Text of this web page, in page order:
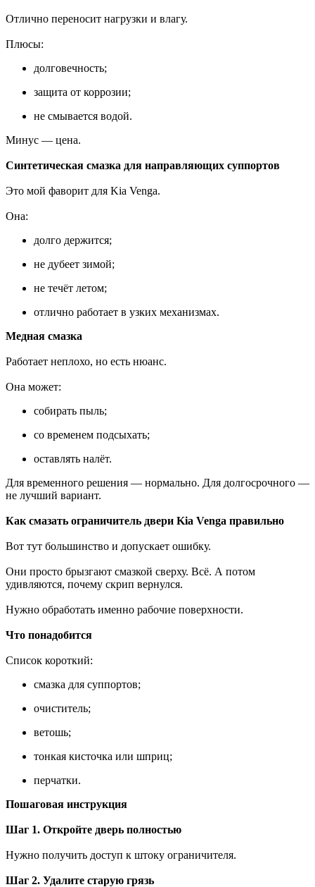
Отлично переносит нагрузки и влагу.
Плюсы:
долговечность;
защита от коррозии;
не смывается водой.
Минус — цена.
Синтетическая смазка для направляющих суппортов
Это мой фаворит для Kia Venga.
Она:
долго держится;
не дубеет зимой;
не течёт летом;
отлично работает в узких механизмах.
Медная смазка
Работает неплохо, но есть нюанс.
Она может:
собирать пыль;
со временем подсыхать;
оставлять налёт.
Для временного решения — нормально. Для долгосрочного —
не лучший вариант.
Как смазать ограничитель двери Kia Venga правильно
Вот тут большинство и допускает ошибку.
Они просто брызгают смазкой сверху. Всё. А потом
удивляются, почему скрип вернулся.
Нужно обработать именно рабочие поверхности.
Что понадобится
Список короткий:
смазка для суппортов;
очиститель;
ветошь;
тонкая кисточка или шприц;
перчатки.
Пошаговая инструкция
Шаг 1. Откройте дверь полностью
Нужно получить доступ к штоку ограничителя.
Шаг 2. Удалите старую грязь